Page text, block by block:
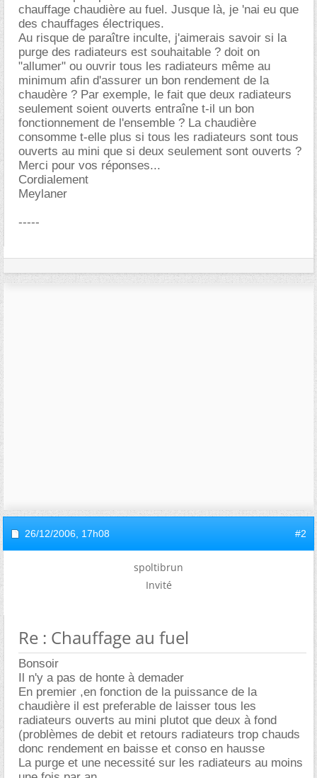
chauffage chaudière au fuel. Jusque là, je 'nai eu que
des chauffages électriques.
Au risque de paraître inculte, j'aimerais savoir si la
purge des radiateurs est souhaitable ? doit on
"allumer" ou ouvrir tous les radiateurs même au
minimum afin d'assurer un bon rendement de la
chaudère ? Par exemple, le fait que deux radiateurs
seulement soient ouverts entraîne t-il un bon
fonctionnement de l'ensemble ? La chaudière
consomme t-elle plus si tous les radiateurs sont tous
ouverts au mini que si deux seulement sont ouverts ?
Merci pour vos réponses...
Cordialement
Meylaner
-----
26/12/2006, 17h08 #2
spoltibrun
Invité
Re : Chauffage au fuel
Bonsoir
Il n'y a pas de honte à demader
En premier ,en fonction de la puissance de la
chaudière il est preferable de laisser tous les
radiateurs ouverts au mini plutot que deux à fond
(problèmes de debit et retours radiateurs trop chauds
donc rendement en baisse et conso en hausse
La purge et une necessité sur les radiateurs au moins